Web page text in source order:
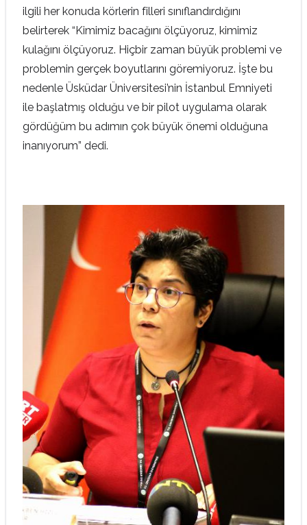
ilgili her konuda körlerin filleri sınıflandırdığını
belirterek “Kimimiz bacağını ölçüyoruz, kimimiz
kulağını ölçüyoruz. Hiçbir zaman büyük problemi ve
problemin gerçek boyutlarını göremiyoruz. İşte bu
nedenle Üsküdar Üniversitesi’nin İstanbul Emniyeti
ile başlatmış olduğu ve bir pilot uygulama olarak
gördüğüm bu adımın çok büyük önemi olduğuna
inanıyorum” dedi.